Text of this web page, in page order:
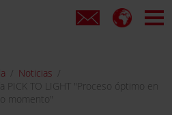
Noticias
PICK TO LIGHT "Proceso óptimo en
momento"